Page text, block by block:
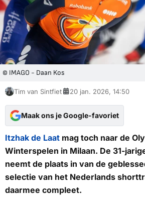
© IMAGO - Daan Kos
Tim van Sintfiet 20 jan. 2026, 14:50
Maak ons je Google-favoriet
Itzhak de Laat mag toch naar de
Winterspelen in Milaan. De 31-
neemt de plaats in van de
selectie van het Nederlands
daarmee compleet.